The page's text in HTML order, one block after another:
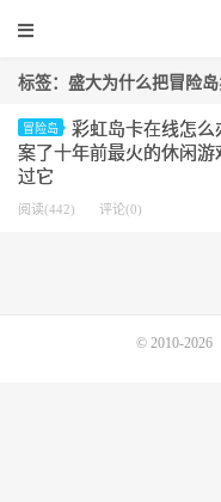
标签：盛大为什么把冒险岛
冒险岛
彩虹岛卡在线怎么
案了十年前最火的休闲游
过它
阅读(442) 评论(0)
© 2010-2026